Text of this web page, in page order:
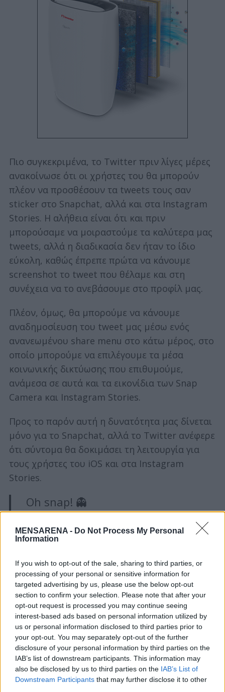
MENSARENA - Do Not Process My Personal
Information
If you wish to opt-out of the sale, sharing to third parties, or
processing of your personal or sensitive information for
targeted advertising by us, please use the below opt-out
section to confirm your selection. Please note that after your
opt-out request is processed you may continue seeing
interest-based ads based on personal information utilized by
us or personal information disclosed to third parties prior to
your opt-out. You may separately opt-out of the further
disclosure of your personal information by third parties on the
IAB’s list of downstream participants. This information may
also be disclosed by us to third parties on the IAB’s List of
Downstream Participants that may further disclose it to other
Πιο συγκεκριμένα, το Twitter πριν λίγες μέρες
ανακοίνωσε ότι οι χρήστες του θα μπορούν
πλέον να προσθέσουν τα tweets τους σαν
sticker στο Snapchat, αλλά και στα Instagram
Stories. Η αλήθεια είναι ότι και πριν
μπορούσαμε να μοιραστούμε τα καλύτερα μας
tweets, αλλά η διαδικασία δεν ήταν το ίδιο
εύκολη, καθώς έπρεπε πρώτα να κάνουμε
screenshot το tweet που θέλαμε και στη
συνέχεια να το ανεβάσουμε στο προφίλ μας.
Πλέον, όμως, θα μπορούμε να κάνουμε
αναδημοσίευση του tweet μας μέσω ενός
ανανεωμένου share menu στο κάτω μέρος, στο
οποίο μπορούμε να επιλέγουμε τα μέσα
κοινωνικής δικτύωσης που επιθυμούμε,
ανάμεσα σε αυτά και τα εικονίδια των Snap
Camera και Instagram Stories.
Προς το παρόν αυτή η δυνατότητα μας δίνεται
μόνο για το Snapchat, αλλά το Twitter ανέφερε
ότι σύντομα θα δοκιμάσει τη λειτουργία για
τους χρήστες του iOS και στα Instagram
Stories.
Oh snap! 👻
Sharing Tweets directly to your
Snapchat Stories is now easier than
pic.twitter.com/0LIHQhmCKu
— Twitter (@Twitter)December 10,
2020
Tags from the story
Twitter
e
r
c
f
o
r
: